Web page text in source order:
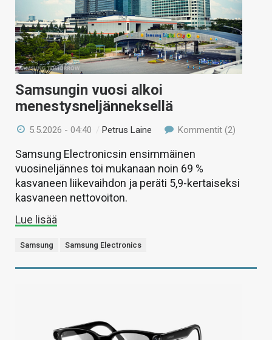
Samsungin vuosi alkoi
menestysneljänneksellä
5.5.2026 - 04:40 / Petrus Laine Kommentit (2)
Samsung Electronicsin ensimmäinen
vuosineljännes toi mukanaan noin 69 %
kasvaneen liikevaihdon ja peräti 5,9-kertaiseksi
kasvaneen nettovoiton.
Lue lisää
Samsung Samsung Electronics